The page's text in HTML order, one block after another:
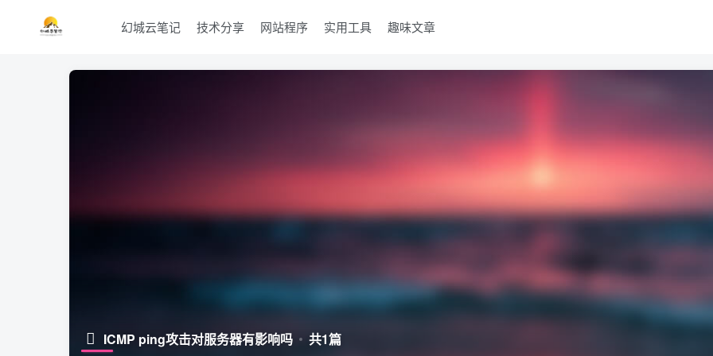
幻城云笔记 技术分享 网站程序 实用工具 趣味文章
ICMP ping攻击对服务器有影响吗 共1篇